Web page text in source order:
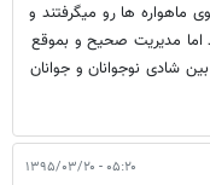
ماهواره ها رو میگرفتند و
اما مدیریت صحیح و بموقع
شادی نوجوانان و جوانان
۰۵:۲۰ - ۱۳۹۵/۰۳/۲۰